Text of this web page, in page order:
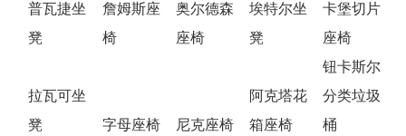
普瓦捷坐
凳
詹姆斯座
椅
奥尔德森
座椅
埃特尔坐
凳
卡堡切片
座椅
拉瓦可坐
凳
字母座椅 尼克座椅
阿克塔花
箱座椅
钮卡斯尔
分类垃圾
桶